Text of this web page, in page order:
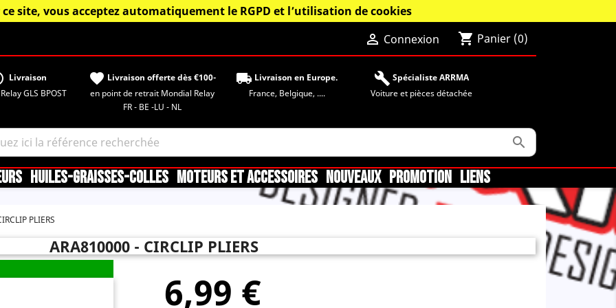
site, vous acceptez automatiquement le RGPD et l’utilisation de cookies
 Connexion shopping_cart Panier (0)
Livraison
GLS BPOST
favorite Livraison offerte dès €100-
en point de retrait Mondial Relay
FR - BE -LU - NL
local_shipping Livraison en Europe.
France, Belgique, ....
build Spécialiste ARRMA
Voiture et pièces détachée

HUILES-GRAISSES-COLLES MOTEURS ET ACCESSOIRES NOUVEAUX PROMOTION LIENS
PLIERS
ARA810000 - CIRCLIP PLIERS
6,99 €